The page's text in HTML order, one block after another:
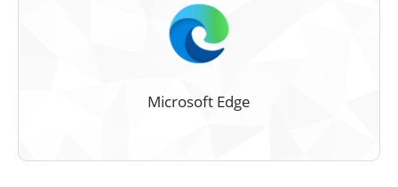
Microsoft Edge